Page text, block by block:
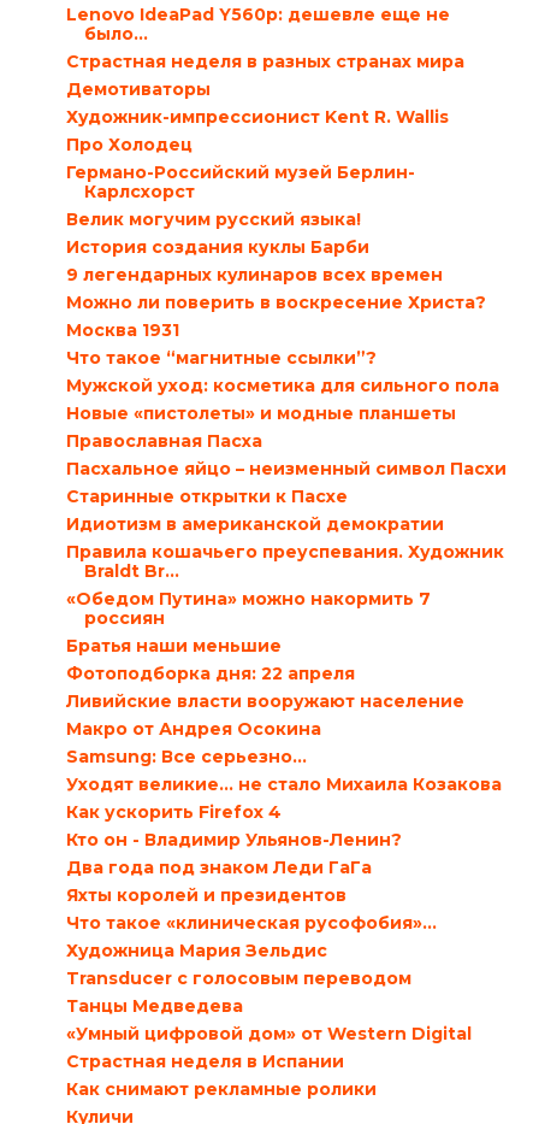
Lenovo IdeaPad Y560p: дешевле еще не
было…
Страстная неделя в разных странах мира
Демотиваторы
Художник-импрессионист Kent R. Wallis
Про Холодец
Германо-Российский музей Берлин-
Карлсхорст
Велик могучим русский языка!
История создания куклы Барби
9 легендарных кулинаров всех времен
Можно ли поверить в воскресение Христа?
Москва 1931
Что такое “магнитные ссылки”?
Мужской уход: косметика для сильного пола
Новые «пистолеты» и модные планшеты
Православная Пасха
Пасхальное яйцо – неизменный символ Пасхи
Старинные открытки к Пасхе
Идиотизм в американской демократии
Правила кошачьего преуспевания. Художник
Braldt Br...
«Обедом Путина» можно накормить 7
россиян
Братья наши меньшие
Фотоподборка дня: 22 апреля
Ливийские власти вооружают население
Макро от Андрея Осокина
Samsung: Все серьезно…
Уходят великие… не стало Михаила Козакова
Как ускорить Firefox 4
Кто он - Владимир Ульянов-Ленин?
Два года под знаком Леди ГаГа
Яхты королей и президентов
Что такое «клиническая русофобия»…
Художница Мария Зельдис
Transducer с голосовым переводом
Танцы Медведева
«Умный цифровой дом» от Western Digital
Страстная неделя в Испании
Как снимают рекламные ролики
Куличи